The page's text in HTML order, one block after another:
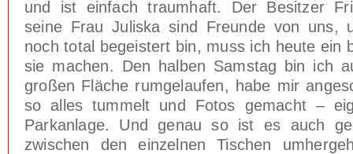
und ist einfach traumhaft. Der Besitzer
seine Frau Juliska sind Freunde von uns,
noch total begeistert bin, muss ich heute ein
sie machen. Den halben Samstag bin ich
großen Fläche rumgelaufen, habe mir
so alles tummelt und Fotos gemacht –
Parkanlage. Und genau so ist es auch
zwischen den einzelnen Tischen